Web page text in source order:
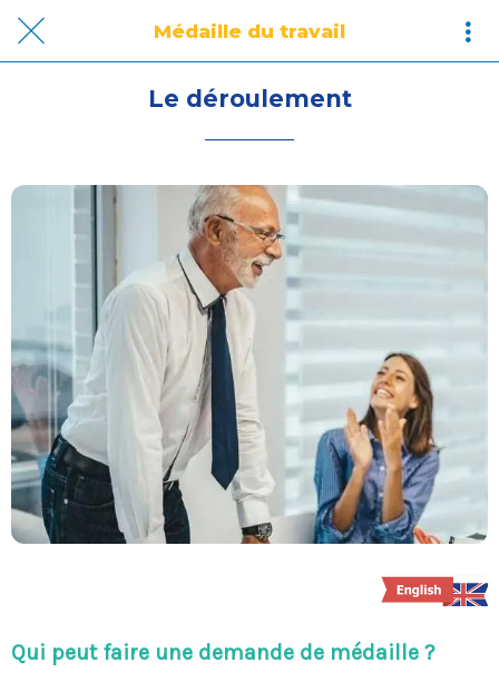
Médaille du travail
Le déroulement
Qui peut faire une demande de médaille ?